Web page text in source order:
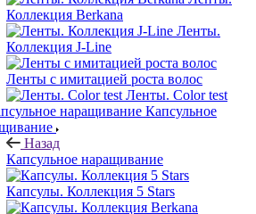
Коллекция Berkana
Ленты.
Коллекция J-Line
Ленты с имитацией роста волос
Ленты. Color test
Капсульное
Назад
Капсульное наращивание
Капсулы. Коллекция 5 Stars